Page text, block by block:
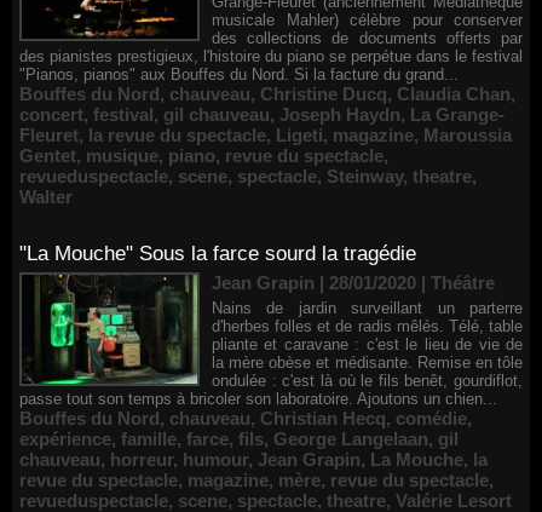
musicale Mahler) célèbre pour conserver
des collections de documents offerts par
des pianistes prestigieux, l'histoire du piano se perpétue dans le festival
"Pianos, pianos" aux Bouffes du Nord. Si la facture du grand...
Bouffes du Nord, chauveau, Christine Ducq, Claudia Chan,
concert, festival, gil chauveau, Joseph Haydn, La Grange-
Fleuret, la revue du spectacle, Ligeti, magazine, Maroussia
Gentet, musique, piano, revue du spectacle,
revueduspectacle, scene, spectacle, Steinway, theatre,
Walter
"La Mouche" Sous la farce sourd la tragédie
Jean Grapin | 28/01/2020 | Théâtre
Nains de jardin surveillant un parterre
d'herbes folles et de radis mêlés. Télé, table
pliante et caravane : c'est le lieu de vie de
la mère obèse et médisante. Remise en tôle
ondulée : c'est là où le fils benêt, gourdiflot,
passe tout son temps à bricoler son laboratoire. Ajoutons un chien...
Bouffes du Nord, chauveau, Christian Hecq, comédie,
expérience, famille, farce, fils, George Langelaan, gil
chauveau, horreur, humour, Jean Grapin, La Mouche, la
revue du spectacle, magazine, mère, revue du spectacle,
revueduspectacle, scene, spectacle, theatre, Valérie Lesort